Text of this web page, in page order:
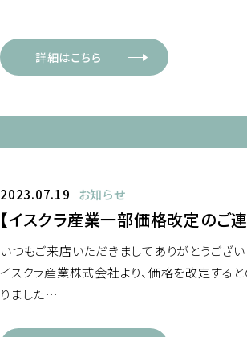
詳細はこちら
2023.07.19 お知らせ
【イスクラ産業一部価格改定のご
いつもご来店いただきましてありがとうござい
イスクラ産業株式会社より、価格を改定する
りました…